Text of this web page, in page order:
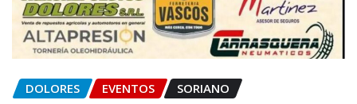
DOLORES EVENTOS SORIANO